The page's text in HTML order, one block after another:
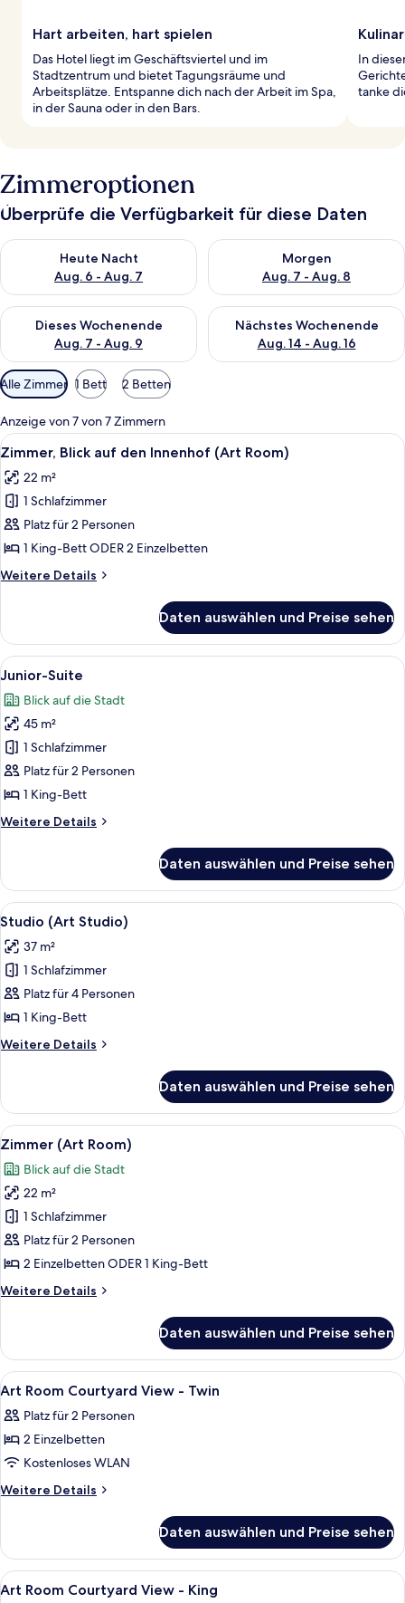
Hart arbeiten, hart spielen
Das Hotel liegt im Geschäftsviertel und im
Stadtzentrum und bietet Tagungsräume und
Arbeitsplätze. Entspanne dich nach der Arbeit im Spa,
in der Sauna oder in den Bars.
In
tanke
Zimmeroptionen
Überprüfe die Verfügbarkeit für diese Daten
Heute Nacht
Aug. 6 - Aug. 7
Überprüfe die Verfügbarkeit für heute Nacht, Aug. 6 - Aug. 7.
Morgen
Aug. 7 - Aug. 8
Überprüfe die Verfügbarkeit
Dieses Wochenende
Aug. 7 - Aug. 9
Überprüfe die Verfügbarkeit für dieses Wochenende, Aug. 7
Nächstes Wochenende
Aug. 14 - Aug. 16
Überprüfe die Verfügbarkeit
Verfügbare
Filter
für
Zimmer
Alle Zimmer 1 Bett 2 Betten
Anzeige von 7 von 7 Zimmern
Alle
Fotos
für
Zimmer,
Blick
auf
den
Innenhof
Room)
anzeigen
Ein Hotelzimmer mit einem Bett,
11
Zimmer, Blick auf den Innenhof (Art Room)
22 m²
1 Schlafzimmer
Platz für 2 Personen
1 King-Bett ODER 2 Einzelbetten
Weitere Details
Weitere
Blick
auf
den
(Art
Room)
Daten auswählen und Preise sehen
Alle
Fotos
für
Junior-
Suite
anzeigen
Ein modernes Hotelzimmer mit zwei
7
Junior-Suite
Blick auf die Stadt
45 m²
1 Schlafzimmer
Platz für 2 Personen
1 King-Bett
Weitere Details
Weitere
Suite
Daten auswählen und Preise sehen
Alle
Fotos
für
Studio
(Art
Studio)
anzeigen
Ein modernes Wohnzimmer mit
9
Studio (Art Studio)
37 m²
1 Schlafzimmer
Platz für 4 Personen
1 King-Bett
Weitere Details
Weitere
(Art
Studio)
Daten auswählen und Preise sehen
Alle
Fotos
für
Zimmer
(Art
Room)
anzeigen
Ein Hotelzimmer mit zwei Betten,
14
Zimmer (Art Room)
Blick auf die Stadt
22 m²
1 Schlafzimmer
Platz für 2 Personen
2 Einzelbetten ODER 1 King-Bett
Weitere Details
Weitere
(Art
Room)
Daten auswählen und Preise sehen
Alle
Fotos
für
Art
Room
Courtyard
Twin
anzeigen
Ein Hotelzimmer mit einem Bett,
3
Art Room Courtyard View - Twin
Platz für 2 Personen
2 Einzelbetten
Kostenloses WLAN
Weitere Details
Weitere
Room
Courtyard
View
Daten auswählen und Preise sehen
Alle
Ein Hotelzimmer mit Bett,
5
Art Room Courtyard View - King